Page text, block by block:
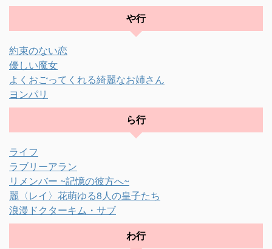
や行
約束のない恋
優しい魔女
よくおごってくれる綺麗なお姉さん
ヨンパリ
ら行
ライフ
ラブリーアラン
リメンバー ~記憶の彼方へ~
麗〈レイ〉花萌ゆる8人の皇子たち
浪漫ドクターキム・サブ
わ行